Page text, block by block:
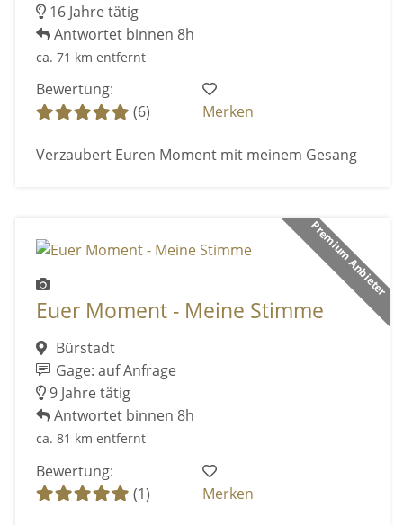
16 Jahre tätig
Antwortet binnen 8h
ca. 71 km entfernt
Bewertung:
(6)
Merken
Verzaubert Euren Moment mit meinem Gesang
Premium Anbieter
Euer Moment - Meine Stimme
Bürstadt
Gage: auf Anfrage
9 Jahre tätig
Antwortet binnen 8h
ca. 81 km entfernt
Bewertung:
(1)
Merken